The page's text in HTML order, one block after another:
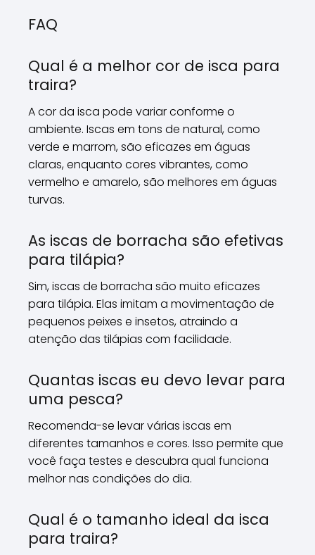
FAQ
Qual é a melhor cor de isca para
traira?
A cor da isca pode variar conforme o
ambiente. Iscas em tons de natural, como
verde e marrom, são eficazes em águas
claras, enquanto cores vibrantes, como
vermelho e amarelo, são melhores em águas
turvas.
As iscas de borracha são efetivas
para tilápia?
Sim, iscas de borracha são muito eficazes
para tilápia. Elas imitam a movimentação de
pequenos peixes e insetos, atraindo a
atenção das tilápias com facilidade.
Quantas iscas eu devo levar para
uma pesca?
Recomenda-se levar várias iscas em
diferentes tamanhos e cores. Isso permite que
você faça testes e descubra qual funciona
melhor nas condições do dia.
Qual é o tamanho ideal da isca
para traira?